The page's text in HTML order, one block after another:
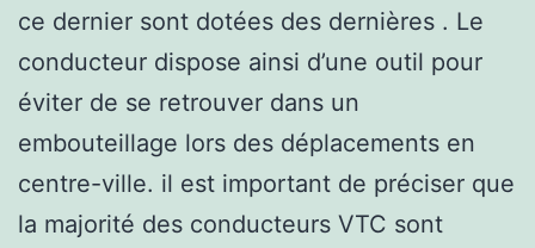
ce dernier sont dotées des dernières . Le
conducteur dispose ainsi d’une outil pour
éviter de se retrouver dans un
embouteillage lors des déplacements en
centre-ville. il est important de préciser que
la majorité des conducteurs VTC sont